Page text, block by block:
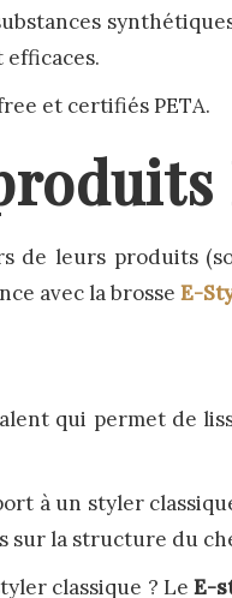
et certifiés PETA.
de leurs produits
avec la brosse E-
qui permet de
à un styler
sur la structure du
classique ? LeE-